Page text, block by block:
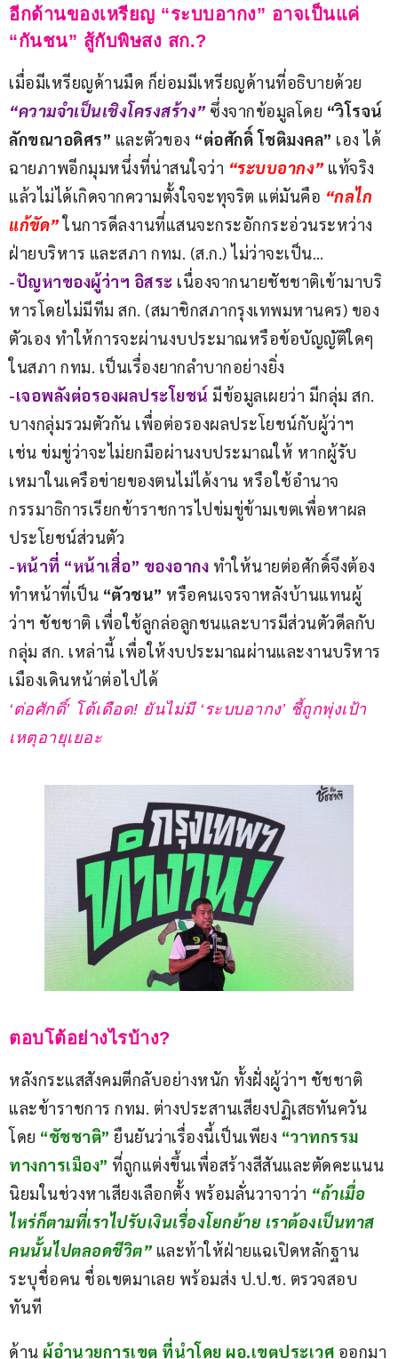
อีกด้านของเหรียญ “ระบบอากง” อาจเป็นแค่
“กันชน” สู้กับพิษสง สก.?
เมื่อมีเหรียญด้านมืด ก็ย่อมมีเหรียญด้านที่อธิบายด้วย
“ความจำเป็นเชิงโครงสร้าง” ซึ่งจากข้อมูลโดย “วิโรจน์
ลักขณาอดิศร” และตัวของ “ต่อศักดิ์ โชติมงคล” เอง ได้
ฉายภาพอีกมุมหนึ่งที่น่าสนใจว่า “ระบบอากง” แท้จริง
แล้วไม่ได้เกิดจากความตั้งใจจะทุจริต แต่มันคือ “กลไก
แก้ขัด” ในการดีลงานที่แสนจะกระอักกระอ่วนระหว่าง
ฝ่ายบริหาร และสภา กทม. (ส.ก.) ไม่ว่าจะเป็น…
-ปัญหาของผู้ว่าฯ อิสระ เนื่องจากนายชัชชาติเข้ามาบริ
หารโดยไม่มีทีม สก. (สมาชิกสภากรุงเทพมหานคร) ของ
ตัวเอง ทำให้การจะผ่านงบประมาณหรือข้อบัญญัติใดๆ
ในสภา กทม. เป็นเรื่องยากลำบากอย่างยิ่ง
-เจอพลังต่อรองผลประโยชน์ มีข้อมูลเผยว่า มีกลุ่ม สก.
บางกลุ่มรวมตัวกัน เพื่อต่อรองผลประโยชน์กับผู้ว่าฯ
เช่น ข่มขู่ว่าจะไม่ยกมือผ่านงบประมาณให้ หากผู้รับ
เหมาในเครือข่ายของตนไม่ได้งาน หรือใช้อำนาจ
กรรมาธิการเรียกข้าราชการไปข่มขู่ข้ามเขตเพื่อหาผล
ประโยชน์ส่วนตัว
-หน้าที่ “หน้าเสื่อ” ของอากง ทำให้นายต่อศักดิ์จึงต้อง
ทำหน้าที่เป็น “ตัวชน” หรือคนเจรจาหลังบ้านแทนผู้
ว่าฯ ชัชชาติ เพื่อใช้ลูกล่อลูกชนและบารมีส่วนตัวดีลกับ
กลุ่ม สก. เหล่านี้ เพื่อให้งบประมาณผ่านและงานบริหาร
เมืองเดินหน้าต่อไปได้
‘ต่อศักดิ์’ โต้เดือด! ยันไม่มี ‘ระบบอากง’ ชี้ถูกพุ่งเป้า
เหตุอายุเยอะ
ตอบโต้อย่างไรบ้าง?
หลังกระแสสังคมตีกลับอย่างหนัก ทั้งฝั่งผู้ว่าฯ ชัชชาติ
และข้าราชการ กทม. ต่างประสานเสียงปฏิเสธทันควัน
โดย “ชัชชาติ” ยืนยันว่าเรื่องนี้เป็นเพียง “วาทกรรม
ทางการเมือง” ที่ถูกแต่งขึ้นเพื่อสร้างสีสันและตัดคะแนน
นิยมในช่วงหาเสียงเลือกตั้ง พร้อมลั่นวาจาว่า “ถ้าเมื่อ
ไหร่ก็ตามที่เราไปรับเงินเรื่องโยกย้าย เราต้องเป็นทาส
คนนั้นไปตลอดชีวิต” และท้าให้ฝ่ายแฉเปิดหลักฐาน
ระบุชื่อคน ชื่อเขตมาเลย พร้อมส่ง ป.ป.ช. ตรวจสอบ
ทันที
ด้าน ผู้อำนวยการเขต ที่นำโดย ผอ.เขตประเวศ ออกมา